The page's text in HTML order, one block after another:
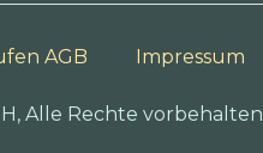
AGB Impressum
Alle Rechte vorbehalten